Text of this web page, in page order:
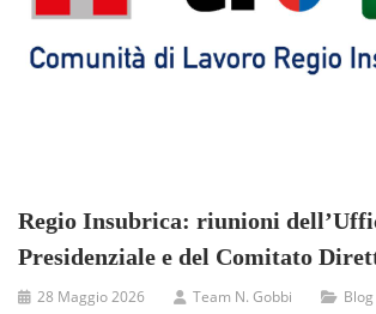
Regio Insubrica: riunioni
Presidenziale e del Comitato
28 Maggio 2026 Team N. Gobbi
Blog